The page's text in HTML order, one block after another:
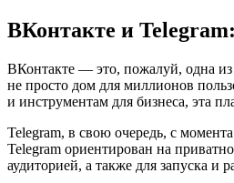
ВКонтакте и
ВКонтакте — это, пожалуй, одна
не просто дом для миллионов
и инструментам для бизнеса, эта
Telegram, в свою очередь, с
Telegram ориентирован на
аудиторией, а также для запуска и